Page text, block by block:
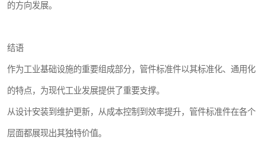
的方向发展。
结语
作为工业基础设施的重要组成部分，管件标准件以其标准化、通用化
的特点，为现代工业发展提供了重要支撑。
从设计安装到维护更新，从成本控制到效率提升，管件标准件在各个
层面都展现出其独特价值。